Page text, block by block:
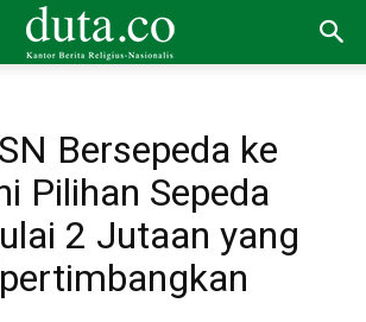
Bersepeda ke
Pilihan Sepeda
2 Jutaan yang